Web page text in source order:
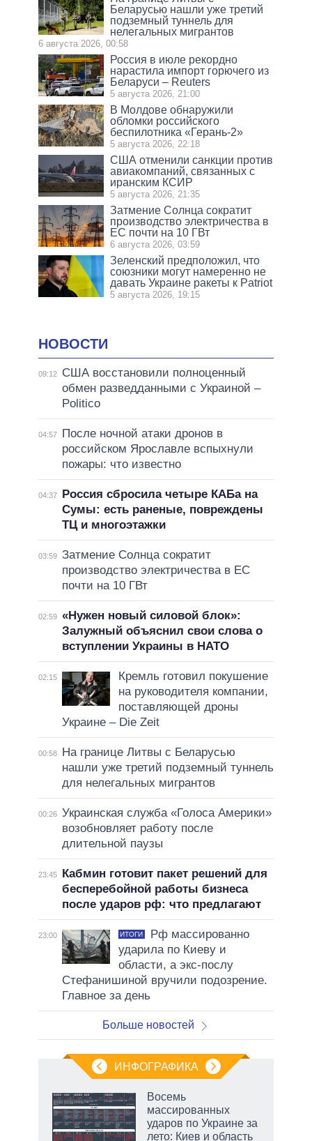
Беларусью нашли уже третий
подземный туннель для
нелегальных мигрантов
6 августа 2026, 00:58
Россия в июле рекордно
нарастила импорт горючего из
Беларуси – Reuters
5 августа 2026, 21:00
В Молдове обнаружили
обломки российского
беспилотника «Герань-2»
5 августа 2026, 22:18
США отменили санкции против
авиакомпаний, связанных с
иранским КСИР
5 августа 2026, 21:35
Затмение Солнца сократит
производство электричества в
ЕС почти на 10 ГВт
6 августа 2026, 03:59
Зеленский предположил, что
союзники могут намеренно не
давать Украине ракеты к Patriot
5 августа 2026, 19:15
НОВОСТИ
09:12
США восстановили полноценный
обмен разведданными с Украиной –
Politico
04:57
После ночной атаки дронов в
российском Ярославле вспыхнули
пожары: что известно
04:37
Россия сбросила четыре КАБа на
Сумы: есть раненые, повреждены
ТЦ и многоэтажки
03:59 Затмение Солнца сократит
производство электричества в ЕС
почти на 10 ГВт
02:59 «Нужен новый силовой блок»:
Залужный объяснил свои слова о
вступлении Украины в НАТО
02:15
Кремль готовил покушение
на руководителя компании,
поставляющей дроны
Украине – Die Zeit
00:58
На границе Литвы с Беларусью
нашли уже третий подземный туннель
для нелегальных мигрантов
00:26 Украинская служба «Голоса Америки»
возобновляет работу после
длительной паузы
23:45
Кабмин готовит пакет решений для
бесперебойной работы бизнеса
после ударов рф: что предлагают
23:00 ИТОГИ
Рф массированно
ударила по Киеву и
области, а экс-послу
Стефанишиной вручили подозрение.
Главное за день
Больше новостей
ИНФОГРАФИКА
Восемь
массированных
ударов по Украине за
лето: Киев и область